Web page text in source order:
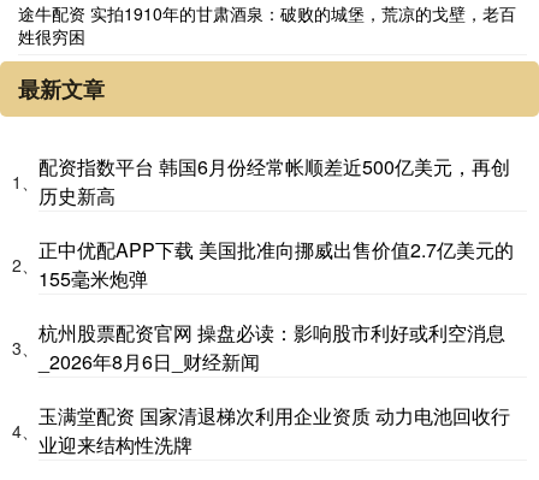
途牛配资 实拍1910年的甘肃酒泉：破败的城堡，荒凉的戈壁，老百
姓很穷困
最新文章
1、
配资指数平台 韩国6月份经常帐顺差近500亿美元，再创
历史新高
2、
正中优配APP下载 美国批准向挪威出售价值2.7亿美元的
155毫米炮弹
3、
杭州股票配资官网 操盘必读：影响股市利好或利空消息
_2026年8月6日_财经新闻
4、
玉满堂配资 国家清退梯次利用企业资质 动力电池回收行
业迎来结构性洗牌